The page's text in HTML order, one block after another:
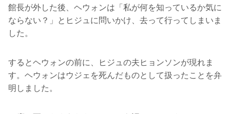
館長が外した後、ヘウォンは「私が何を知っているか気に
ならない？」とヒジュに問いかけ、去って行ってしまいま
した。
するとヘウォンの前に、ヒジュの夫ヒョンソンが現れま
す。ヘウォンはウジェを死んだものとして扱ったことを弁
明しました。